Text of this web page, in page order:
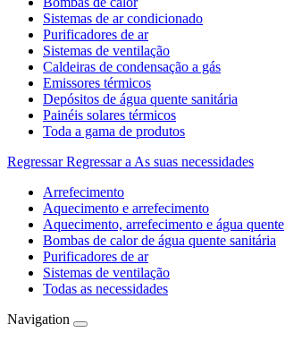
Sistemas de ar condicionado
Purificadores de ar
Sistemas de ventilação
Caldeiras de condensação a gás
Emissores térmicos
Depósitos de água quente sanitária
Painéis solares térmicos
Toda a gama de produtos
Regressar Regressar a As suas necessidades
Arrefecimento
Aquecimento e arrefecimento
Aquecimento, arrefecimento e água quente
Bombas de calor de água quente sanitária
Purificadores de ar
Sistemas de ventilação
Todas as necessidades
Navigation